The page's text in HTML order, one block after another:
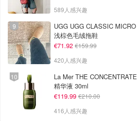
589人感兴趣
UGG UGG CLASSIC MICRO
浅棕色毛绒拖鞋
€71.92 €159.99
420人感兴趣
La Mer THE CONCENTRATE
精华液 30ml
€119.99 €210.00
416人感兴趣